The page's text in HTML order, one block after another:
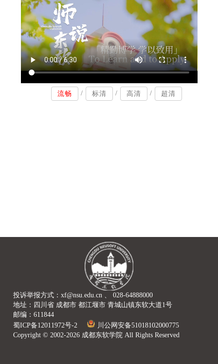
流畅 / 标清 / 高清 / 超清
投诉举报方式：xf@nsu.edu.cn 、 028-64888000
地址：四川省 成都市 都江堰市 青城山镇东软大道1号
邮编：611844
蜀ICP备12011972号-2
川公网安备51018102000775
Copyright © 2002-2026 成都东软学院 All Rights Reserved